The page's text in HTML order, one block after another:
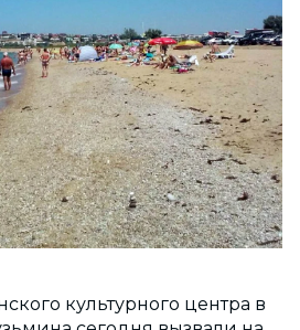
культурного центра в